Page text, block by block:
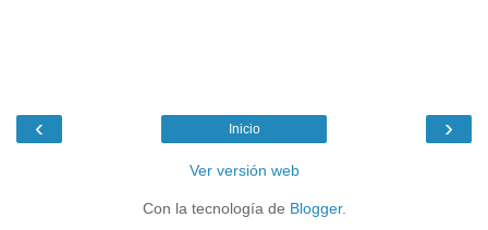
‹ ›
Inicio
Ver versión web
Con la tecnología de Blogger.